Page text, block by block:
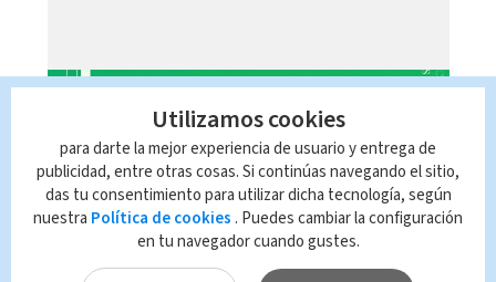
Utilizamos cookies
para darte la mejor experiencia de usuario y entrega de
publicidad, entre otras cosas. Si continúas navegando el sitio,
das tu consentimiento para utilizar dicha tecnología, según
nuestra Política de cookies . Puedes cambiar la configuración
en tu navegador cuando gustes.